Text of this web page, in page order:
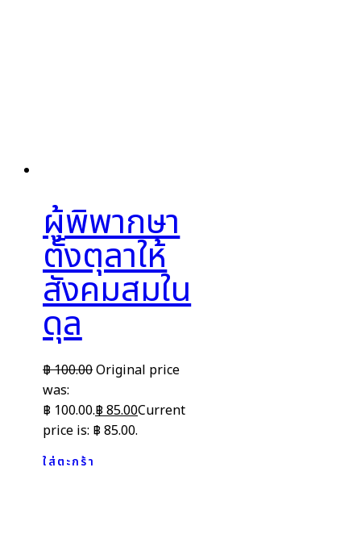
ผู้พิพากษา
ตั้งตุลาให้
สังคมสมใน
ดุล
฿100.00Original price
was:
฿ 100.00.฿85.00Current
price is: ฿ 85.00.
ใส่ตะกร้า